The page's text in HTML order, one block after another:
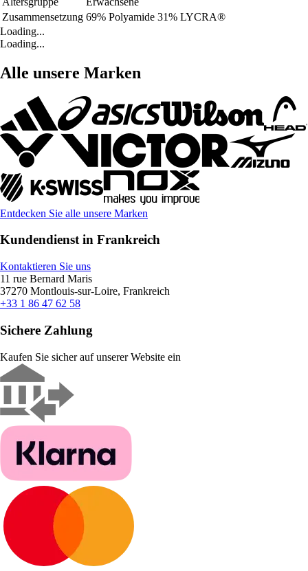
Zusammensetzung 69% Polyamide 31% LYCRA®
Loading...
Loading...
Alle unsere Marken
Entdecken Sie alle unsere Marken
Kundendienst in Frankreich
Kontaktieren Sie uns
11 rue Bernard Maris
37270 Montlouis-sur-Loire, Frankreich
+33 1 86 47 62 58
Sichere Zahlung
Kaufen Sie sicher auf unserer Website ein